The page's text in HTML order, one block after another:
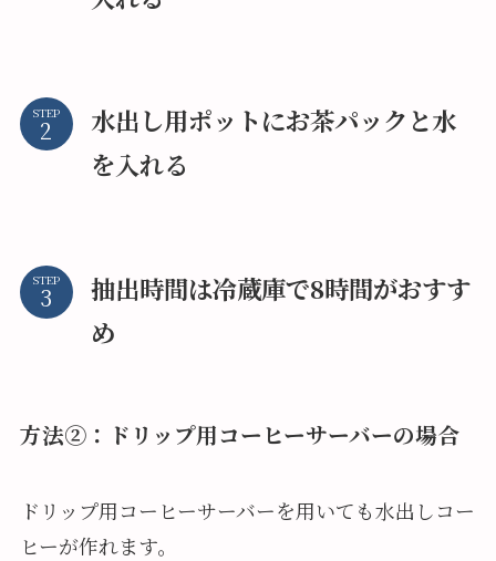
STEP
水出し用ポットにお茶パックと水
を入れる
STEP
抽出時間は冷蔵庫で8時間がおすす
め
方法②：ドリップ用コーヒーサーバーの場合
ドリップ用コーヒーサーバーを用いても水出しコー
ヒーが作れます。